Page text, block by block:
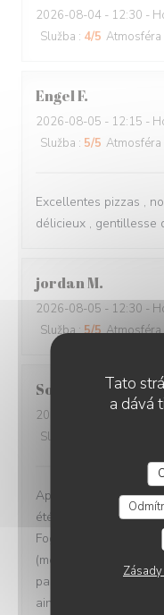
Tato
a dává
2026-08-04 - 12:30 -
Služba : 4/5 Atmosféra
EngelF
2026-08-05 - 12:15 -
Služba : 5/5 Atmosféra
Excellentes pizzas ,
délicieux , gentillesse
jordanM
2026-08-05 - 12:30 -
Služba:5/5 Atmosféra
Sophie
2026-08-01
- 19:00 -
Služba
Après avoir été
été agréablement
Foglia qui l'a
(mention spéciale aux
particulièrement
ainsi qu'un vrai effort